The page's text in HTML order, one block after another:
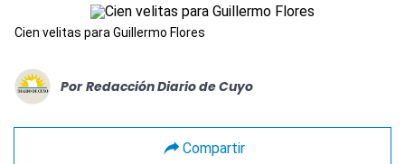
Cien velitas para Guillermo Flores
Por Redacción Diario de Cuyo
Compartir